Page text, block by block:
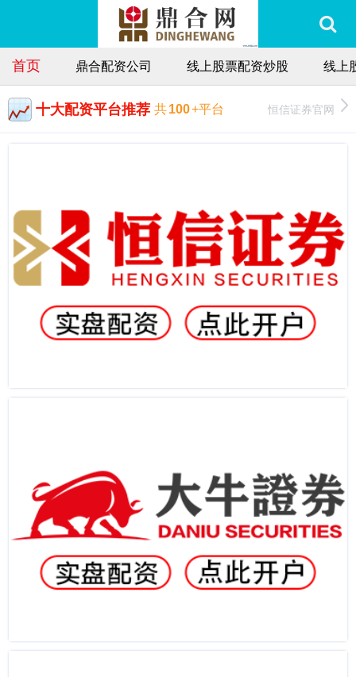
首页 鼎合配资公司 线上股票配资炒股 线上
十大配资平台推荐 共100+平台 恒信证券官网